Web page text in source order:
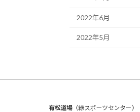
2022年6月
2022年5月
有松道場（緑スポーツセンター）